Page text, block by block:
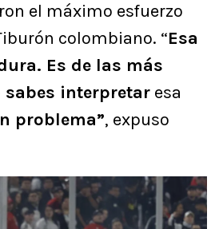
el máximo esfuerzo
colombiano. “Esa
Es de las más
sabes interpretar esa
problema”, expuso